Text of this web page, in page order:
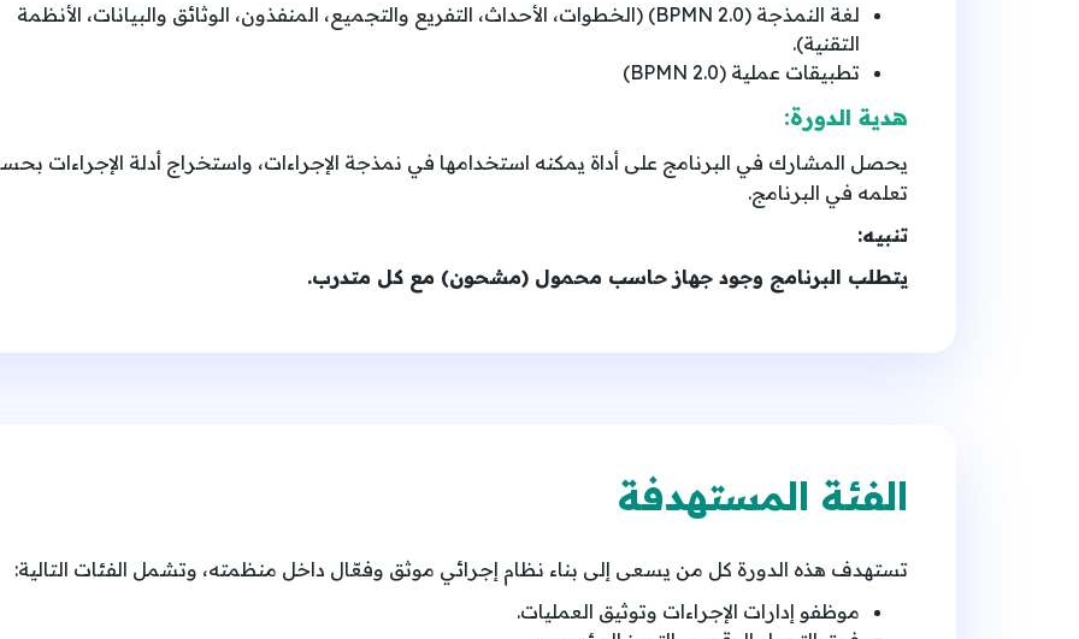
لغة النمذجة (BPMN 2.0) (الخطوات، الأحداث، التفريع والتجميع، المنفذون، الوثائق والبيانات، الأنظمة
التقنية).
تطبيقات عملية (BPMN 2.0)
هدية الدورة:
يحصل المشارك في البرنامج على أداة يمكنه استخدامها في نمذجة الإجراءات، واستخراج أدلة الإجراءات
تعلمه في البرنامج.
تنبيه:
يتطلب البرنامج وجود جهاز حاسب محمول (مشحون) مع كل متدرب.
الفئة المستهدفة
تستهدف هذه الدورة كل من يسعى إلى بناء نظام إجرائي موثق وفعّال داخل منظمته، وتشمل الفئات التالية:
موظفو إدارات الإجراءات وتوثيق العمليات.